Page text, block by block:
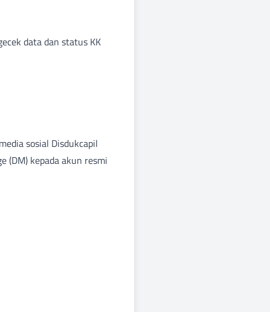
data dan status KK
sosial Disdukcapil
(DM) kepada akun resmi